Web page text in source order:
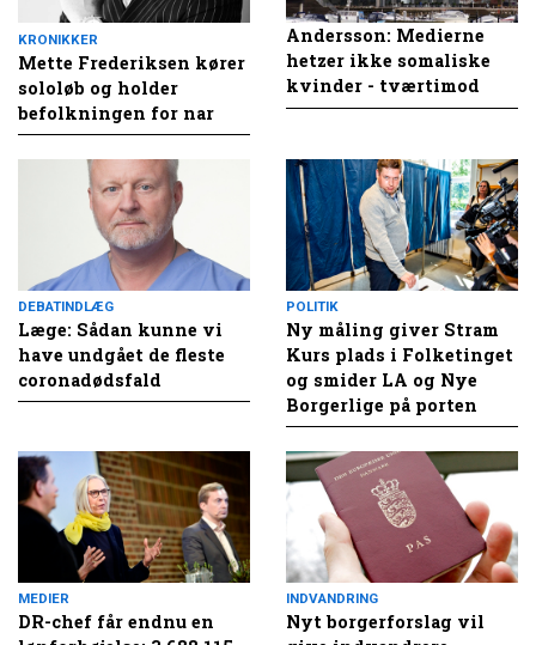
KRONIKKER
Mette Frederiksen kører
sololøb og holder
befolkningen for nar
Andersson: Medierne
hetzer ikke somaliske
kvinder - tværtimod
DEBATINDLÆG
Læge: Sådan kunne vi
have undgået de fleste
coronadødsfald
POLITIK
Ny måling giver Stram
Kurs plads i Folketinget
og smider LA og Nye
Borgerlige på porten
MEDIER
DR-chef får endnu en
INDVANDRING
Nyt borgerforslag vil